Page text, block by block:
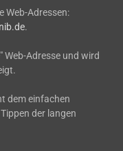
Web-Adressen:
.
Web-Adresse und wird
dem einfachen
der langen